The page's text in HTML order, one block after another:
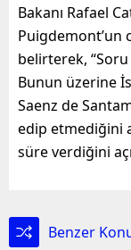
Bakanı Rafael
Puigdemont’un
belirterek,
Bunun üzerine
Saenz de
edip etmediğini
süre verdiğini
Benzer